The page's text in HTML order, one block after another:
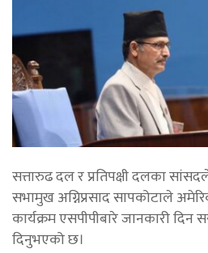
सत्तारुढ दल र प्रतिपक्षी दलका
सभामुख अग्निप्रसाद सापकोटाले
कार्यक्रम एसपीपीबारे जानकारी दिन
दिनुभएको छ।